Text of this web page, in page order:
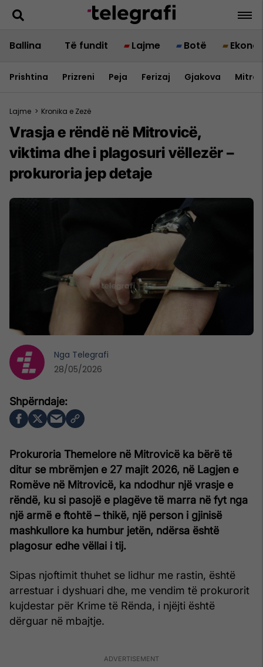
Ballina Të fundit Lajme Botë
Prishtina Prizreni Peja Ferizaj Gjakova
Lajme > Kronika e Zezë
Vrasja e rëndë në Mitrovicë,
viktima dhe i plagosuri vëllezër –
prokuroria jep detaje
Prokuroria Themelore në Mitrovicë ka bërë të
ditur se mbrëmjen e 27 majit 2026, në Lagjen e
Romëve në Mitrovicë, ka ndodhur një vrasje e
rëndë, ku si pasojë e plagëve të marra në fyt nga
një armë e ftohtë – thikë, një person i gjinisë
mashkullore ka humbur jetën, ndërsa është
plagosur edhe vëllai i tij.
Sipas njoftimit thuhet se lidhur me rastin, është
arrestuar i dyshuari dhe, me vendim të prokurorit
kujdestar për Krime të Rënda, i njëjti është
dërguar në mbajtje.
Nga Telegrafi
28/05/2026